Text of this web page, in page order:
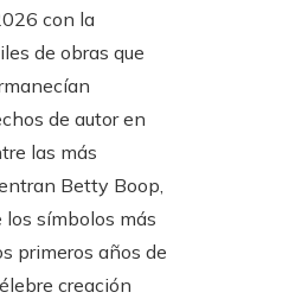
con la
de obras que
de autor en
las más
Betty Boop,
los símbolos más
primeros años de
creación